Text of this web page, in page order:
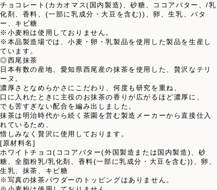
チョコレート(カカオマス(国内製造)、砂糖、ココアバター、/乳
化剤、香料、(一部に乳成分・大豆を含む))、卵、生乳、バタ
ー、キビ糖
※小麦粉は使用しておりません。
※本品製造場では、小麦・卵・乳製品を使用した製品を生産し
ています。
◎西尾抹茶
日本有数の産地、愛知県西尾産の抹茶を使用した、贅沢なテリ
ーヌ。
濃厚さとなめらかさにこだわり、何度も研究を重ね、
口に入れたときに主役のお抹茶の香りが広がるほど濃厚に、
でも苦すぎない配合を編み出しました。
抹茶は明治時代から続く茶園を営む製造メーカーから直接仕入
れているため、
惜しみなく贅沢に使用しております。
[原材料名]
ホワイトチョコ(ココアバター(外国製造または国内製造)、砂
糖、全脂粉乳/乳化剤、香料(一部に乳成分・大豆を含む))、卵、
生乳、抹茶、キビ糖
※写真の抹茶パウダーのトッピングはありません。